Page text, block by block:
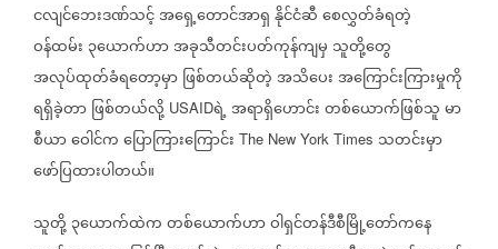
ငလျင်ဘေးဒဏ်သင့်အရှေ့တောင်အာရှနိုင်ငံဆီစေလွှတ်ခံရတဲ့
ဝန်ထမ်း ၃ယောက်ဟာအခုသီတင်းပတ်ကုန်ကျမှ သူတို့တွေ
အလုပ်ထုတ်ခံရတော့မှာဖြစ်တယ်ဆိုတဲ့အသိပေးအကြောင်းကြားမှုကို
ရရှိခဲ့တာဖြစ်တယ်လို့ USAIDရဲ့အရာရှိဟောင်းတစ်ယောက်ဖြစ်သူမာ
စီယာဝေါင်ကပြောကြားကြောင်း The New York Times သတင်းမှာ
ဖော်ပြထားပါတယ်။
သူတို့၃ယောက်ထဲကတစ်ယောက်ဟာဝါရှင်တန်ဒီစီမြို့တော်ကနေ